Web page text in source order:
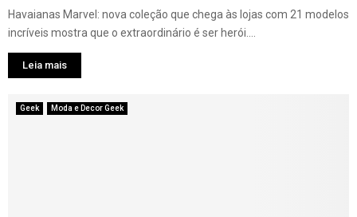
Havaianas Marvel: nova coleção que chega às lojas com 21 modelos
incríveis mostra que o extraordinário é ser herói....
Leia mais
Geek Moda e Decor Geek